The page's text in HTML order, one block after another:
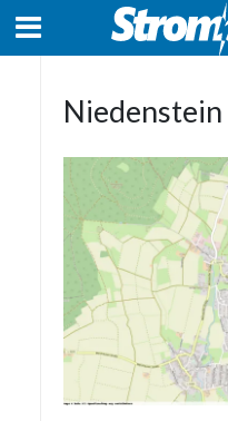
Niedenstein